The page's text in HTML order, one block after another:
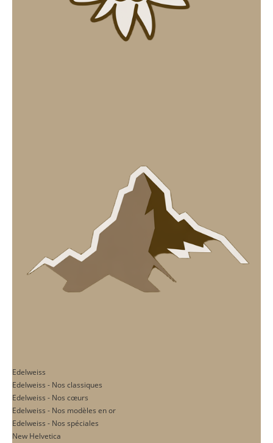
Edelweiss
Edelweiss - Nos classiques
Edelweiss - Nos cœurs
Edelweiss - Nos modèles en or
Edelweiss - Nos spéciales
New Helvetica